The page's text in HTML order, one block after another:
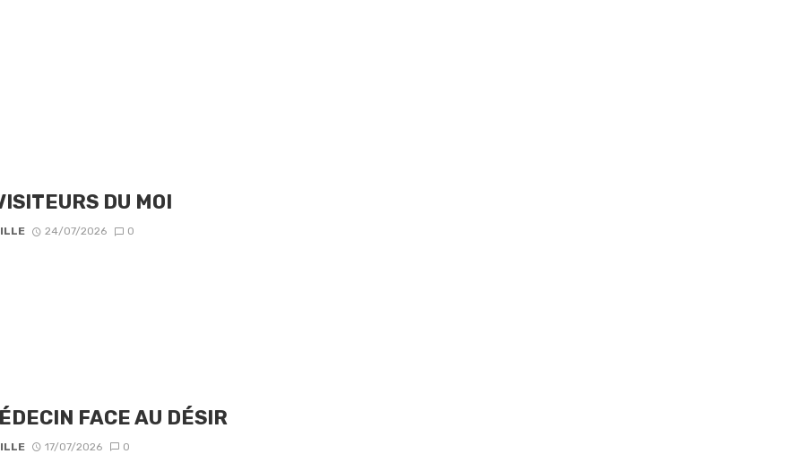
DU MOI
24/07/2026 0
FACE AU DÉSIR
17/07/2026 0